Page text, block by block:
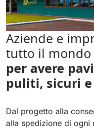
Aziende e
tutto il mondo
per avere
puliti, sicuri
Dal progetto alla
alla spedizione di ogni